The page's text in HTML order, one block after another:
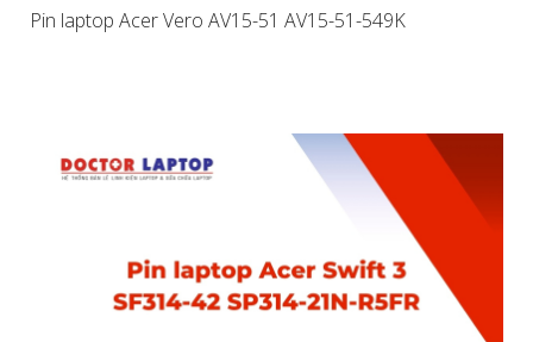
Pin laptop Acer Vero AV15-51 AV15-51-549K